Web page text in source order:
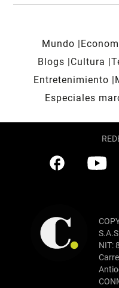
Mundo
Blogs
Cultura
Entretenimiento
Especiales
S.A.S
NIT: